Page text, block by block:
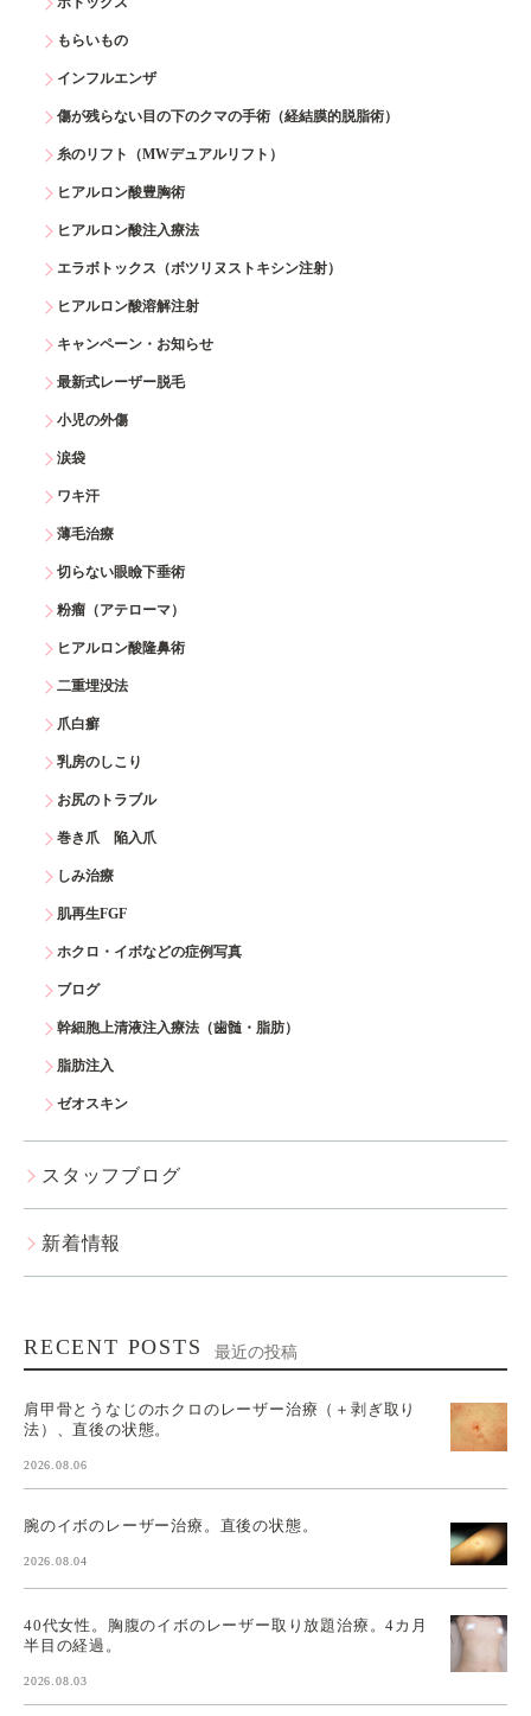
もらいもの
インフルエンザ
傷が残らない目の下のクマの手術（経結膜的脱脂術）
糸のリフト（MWデュアルリフト）
ヒアルロン酸豊胸術
ヒアルロン酸注入療法
エラボトックス（ボツリヌストキシン注射）
ヒアルロン酸溶解注射
キャンペーン・お知らせ
最新式レーザー脱毛
小児の外傷
涙袋
ワキ汗
薄毛治療
切らない眼瞼下垂術
粉瘤（アテローマ）
ヒアルロン酸隆鼻術
二重埋没法
爪白癬
乳房のしこり
お尻のトラブル
巻き爪 陥入爪
しみ治療
肌再生FGF
ホクロ・イボなどの症例写真
ブログ
幹細胞上清液注入療法（歯髄・脂肪）
脂肪注入
ゼオスキン
スタッフブログ
新着情報
RECENT POSTS 最近の投稿
肩甲骨とうなじのホクロのレーザー治療（＋剥ぎ取り
法）、直後の状態。
2026.08.06
腕のイボのレーザー治療。直後の状態。
2026.08.04
40代女性。胸腹のイボのレーザー取り放題治療。4カ月
半目の経過。
2026.08.03